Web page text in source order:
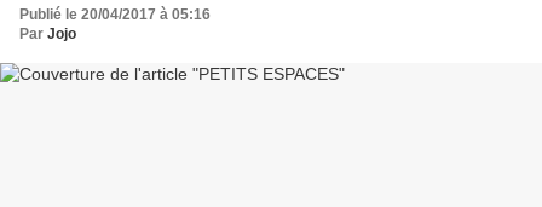
Publié le 20/04/2017 à 05:16
Par Jojo